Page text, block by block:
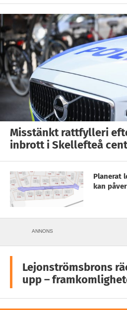
Misstänkt rattfylleri
inbrott i Skellefteå
Planerat
kan
ANNONS
Lejonströmsbrons
upp –